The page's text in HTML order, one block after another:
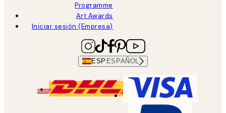
Programme
Art Awards
Iniciar sesión (Empresa)
ESP ESPAÑOL